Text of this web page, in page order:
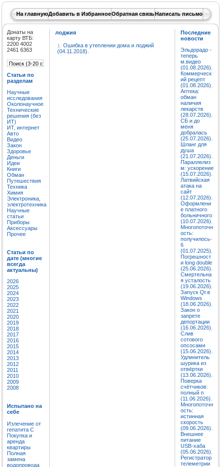
На главнуюДобавить в ИзбранноеОбратная связьНаписать письмо
Донаты на
карту ВТБ:
2200 4002
2461 6363
Статьи по
разделам
Научные
исследования
Околонаучное
Технические
решения (без
ИТ)
ИТ, интернет
Авто
Видео
Закон
Здоровье
Деньги
Идеи
Книги
Обман
Путешествия
Техника
Химия
Электроника,
электротехника
Научные
статьи
Приборы
Аксессуары
Прочее
Статьи по
дате (многие
всегда
актуальны)
2026
2025
2024
2023
2022
2021
2020
2019
2018
2017
2016
2015
2014
2013
2012
2011
2010
2009
2008
Испытано на
себе
Излечение от
гепатита C
Покупка и
аренда
квартиры
Полная
замена
водопровода
лоджия
1. Ошибка в утеплении дома и лоджий
(04.11.2018).
Последние
новости
Эльдорадо -
теперь
м.видео
(01.08.2026).
Коммерческ
ий рецепт
(01.08.2026).
Аптека:
обман
наличия
лекарств
(28.07.2026).
СБ и до
меня
добралась
(25.07.2026).
Шланг для
душа
(21.07.2026).
Параллелиз
м: ускорение
(15.07.2026).
Латвийская
атака на
сайт
(12.07.2026).
Оформлени
е платного
больничного
(10.07.2026).
Многопоточн
ость:
получилось-
6
(01.07.2025).
Погрешност
и long double
(25.06.2026).
Смертельна
я усталость
(19.06.2026).
Запуск Qt в
Windows
(18.06.2026).
Закон о
запрете
депортации
(16.06.2026).
Слив
сотового
опсосами
(15.06.2026).
Удлинитель
шурика из
отвёртки
(13.06.2026).
Поверка
счётчиков:
полный п
(11.06.2026).
Многопоточн
ость:
истинная
скорость
(09.06.2026).
Внешнее
питание
USB-хаба
(05.06.2026).
Регистратор
телеметрии